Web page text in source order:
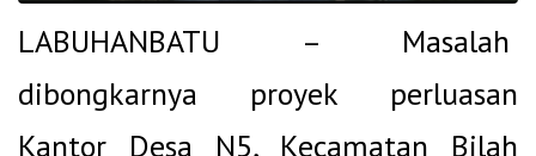
LABUHANBATU – Masalah
dibongkarnya proyek perluasan
Kantor Desa N5, Kecamatan Bilah